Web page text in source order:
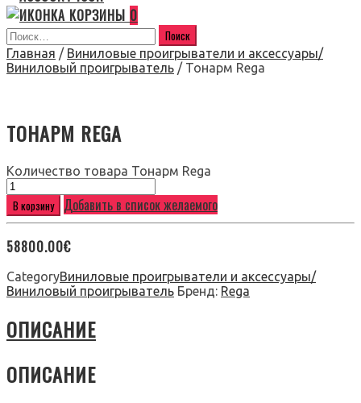
0
Главная / Виниловые проигрыватели и аксессуары/
Виниловый проигрыватель / Тонарм Rega
ТОНАРМ REGA
Количество товара Тонарм Rega
В корзину Добавить в список желаемого
58800.00€
CategoryВиниловые проигрыватели и аксессуары/
Виниловый проигрыватель Бренд: Rega
ОПИСАНИЕ
ОПИСАНИЕ